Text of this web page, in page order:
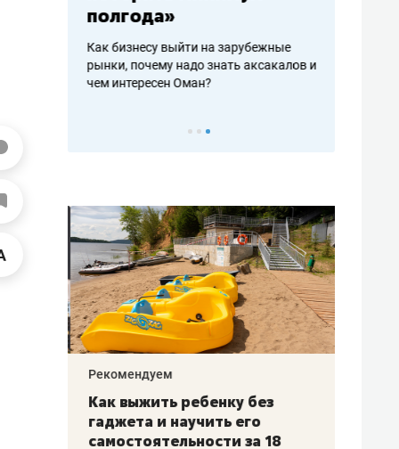
полгода»
Как бизнесу выйти на зарубежные
рынки, почему надо знать аксакалов и
чем интересен Оман?
–
Рекомендуем
Как выжить ребенку без
гаджета и научить его
самостоятельности за 18